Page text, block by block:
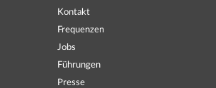
Kontakt
Frequenzen
Jobs
Führungen
Presse